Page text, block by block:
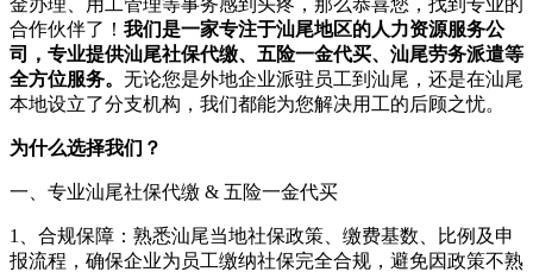
合作伙伴了！ 我们是一家专注于汕尾地区的人力资源服务公
司，专业提供汕尾社保代缴、五险一金代买、汕尾劳务派遣等
全方位服务。 无论您是外地企业派驻员工到汕尾，还是在汕尾
本地设立了分支机构，我们都能为您解决用工的后顾之忧。
为什么选择我们？
一、专业汕尾社保代缴 & 五险一金代买
1、合规保障：熟悉汕尾当地社保政策、缴费基数、比例及申
报流程，确保企业为员工缴纳社保完全合规，避免因政策不熟